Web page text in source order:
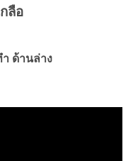
ลือ
ด้านล่าง